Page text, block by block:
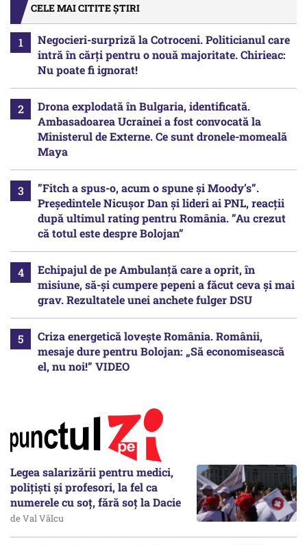
CELE MAI CITITE ȘTIRI
Negocieri-surpriză la Cotroceni. Politicianul care
intră în cărți pentru o nouă majoritate. Chirieac:
Nu poate fi ignorat!
Drona explodată în Bulgaria, identificată.
Ambasadoarea Ucrainei a fost convocată la
Ministerul de Externe. Ce sunt dronele-momeală
Maya
”Fitch a spus-o, acum o spune și Moody’s”.
Președintele Nicușor Dan și lideri ai PNL, reacții
după ultimul rating pentru România. ”Au crezut
că totul este despre Bolojan”
Echipajul de pe Ambulanță care a oprit, în
misiune, să-și cumpere pepeni a făcut ceva și mai
grav. Rezultatele unei anchete fulger DSU
Criza energetică lovește România. Românii,
mesaje dure pentru Bolojan: „Să economisească
el, nu noi!” VIDEO
Legea salarizării pentru medici,
polițiști și profesori, la fel ca
numerele cu soț, fără soț la Dacie
de Val Vâlcu